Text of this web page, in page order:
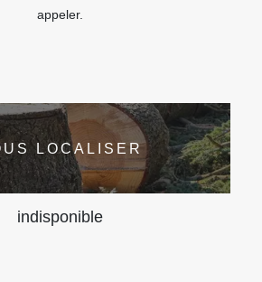
appeler.
LOCALISER
indisponible